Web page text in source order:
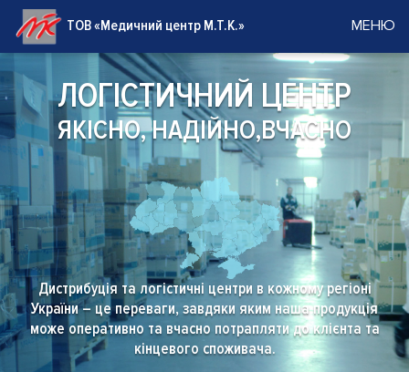
ТОВ «Медичний центр М.Т.К.» МЕНЮ
ЛОГІСТИЧНИЙ ЦЕНТР
ЯКІСНО, НАДІЙНО,ВЧАСНО
Дистрибуція та логістичні центри в кожному регіоні
України – це переваги, завдяки яким наша продукція
може оперативно та вчасно потрапляти до клієнта та
кінцевого споживача.